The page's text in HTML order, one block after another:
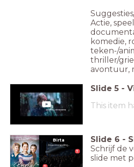
Actie,
komedie,
teken-/
thriller/
avontuur,
Slide 5 -
This item
Birta
Jouw voorspelling...
Slide 6 -
Schrijf de
slide met